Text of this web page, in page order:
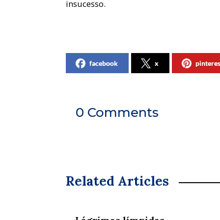
insucesso.
facebook x
0 Comments
Related Articles